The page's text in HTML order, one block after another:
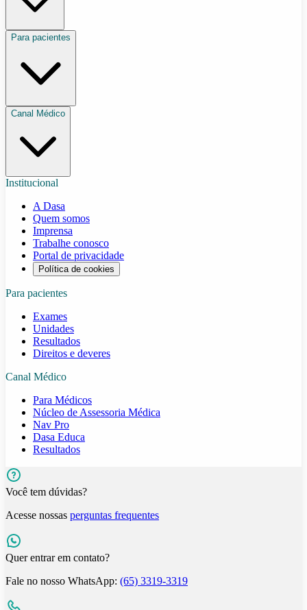
Para pacientes
Canal Médico
Institucional
A Dasa
Quem somos
Imprensa
Trabalhe conosco
Portal de privacidade
Política de cookies
Para pacientes
Exames
Unidades
Resultados
Direitos e deveres
Canal Médico
Para Médicos
Núcleo de Assessoria Médica
Nav Pro
Dasa Educa
Resultados
Você tem dúvidas?
Acesse nossas perguntas frequentes
Quer entrar em contato?
Fale no nosso WhatsApp: (65) 3319-3319